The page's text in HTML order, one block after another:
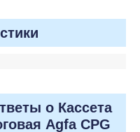
о Кассета
Agfa CPG